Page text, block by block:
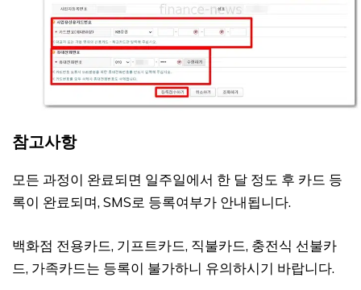
참고사항
모든 과정이 완료되면 일주일에서 한 달 정도 후 카드 등
록이 완료되며, SMS로 등록여부가 안내됩니다.
백화점 전용카드, 기프트카드, 직불카드, 충전식 선불카
드, 가족카드는 등록이 불가하니 유의하시기 바랍니다.